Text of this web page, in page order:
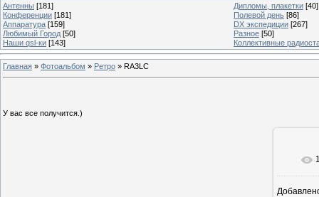
Антенны [181] Дипломы, плакетки [40]
Конференции [181] Полевой день [86]
Аппаратура [159] DX экспедиции [267]
Любимый Город [50] Разное [50]
Наши qsl-ки [143] Коллективные
Главная » Фотоальбом » Ретро » RA3LC
У вас все получится.)